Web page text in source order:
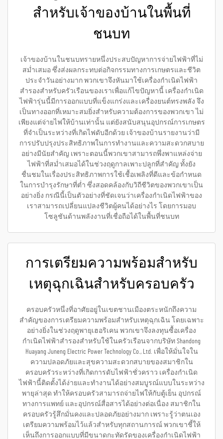
สำหรับเจ้าของบ้านในพื้นที่
ชนบท
เจ้าของบ้านในชนบทรายหนึ่งประสบปัญหาการจ่ายไฟฟ้าที่ไม่
สม่ำเสมอ ซึ่งส่งผลกระทบต่อกิจกรรมทางการเกษตรและชีวิต
ประจำวันอย่างมาก พวกเขาจึงหันมาใช้เครื่องกำเนิดไฟฟ้า
สำรองสำหรับครัวเรือนของเราเพื่อแก้ไขปัญหานี้ เครื่องกำเนิด
ไฟฟ้ารุ่นนี้มีการออกแบบที่แข็งแกร่งและเครื่องยนต์ทรงพลัง จึง
เป็นทางออกที่เหมาะสมยิ่งสำหรับความต้องการของพวกเขา ไม่
เพียงแต่จ่ายไฟให้บ้านเท่านั้น แต่ยังสนับสนุนอุปกรณ์การเกษตร
ที่จำเป็นระหว่างที่เกิดไฟดับอีกด้วย เจ้าของบ้านรายงานว่ามี
การปรับปรุงประสิทธิภาพในการทำงานและความสะดวกสบาย
อย่างมีนัยสำคัญ เพราะตอนนี้พวกเขาสามารถพึ่งพาแหล่งจ่าย
ไฟฟ้าที่สม่ำเสมอได้ในช่วงฤดูกาลเพาะปลูกที่สำคัญ ทั้งยัง
ชื่นชมในเรื่องประสิทธิภาพการใช้เชื้อเพลิงที่ดีและข้อกำหนด
ในการบำรุงรักษาที่ต่ำ ซึ่งสอดคล้องกับวิถีชีวิตของพวกเขาเป็น
อย่างยิ่ง กรณีนี้เป็นตัวอย่างที่ชัดเจนว่าเครื่องกำเนิดไฟฟ้าของ
เราสามารถเปลี่ยนแปลงชีวิตผู้คนได้อย่างไร โดยการมอบ
โซลูชันด้านพลังงานที่เชื่อถือได้ในพื้นที่ชนบท
การเตรียมความพร้อมสำหรับ
เหตุฉุกเฉินสำหรับครอบครัว
ครอบครัวหนึ่งที่อาศัยอยู่ในเขตชานเมืองตระหนักถึงความ
สำคัญของการเตรียมความพร้อมสำหรับเหตุฉุกเฉิน โดยเฉพาะ
อย่างยิ่งในช่วงฤดูพายุเฮอริเคน พวกเขาจึงลงทุนซื้อเครื่อง
กำเนิดไฟฟ้าสำรองสำหรับใช้ในครัวเรือนจากบริษัท Shandong
Huayang Juneng Electric Power Technology Co., Ltd. เพื่อให้มั่นใจใน
ความปลอดภัยและสุขความสะดวกสบายของสมาชิกใน
ครอบครัวระหว่างที่เกิดการดับไฟฟ้าชั่วคราว เครื่องกำเนิด
ไฟฟ้านี้ติดตั้งได้ง่ายและทำงานได้อย่างสมบูรณ์แบบในระหว่าง
พายุล่าสุด ทำให้ครอบครัวสามารถจ่ายไฟให้กับตู้เย็น อุปกรณ์
ทางการแพทย์ และอุปกรณ์สื่อสารได้อย่างต่อเนื่อง สมาชิกใน
ครอบครัวรู้สึกมั่นคงและปลอดภัยอย่างมาก เพราะรู้ว่าตนเอง
เตรียมความพร้อมไว้แล้วสำหรับทุกสถานการณ์ พวกเขาชี้ให้
เห็นถึงการออกแบบที่มีขนาดกะทัดรัดของเครื่องกำเนิดไฟฟ้า